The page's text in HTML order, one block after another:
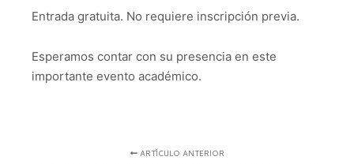
Entrada gratuita. No requiere inscripción previa.
Esperamos contar con su presencia en este
importante evento académico.
ARTÍCULO ANTERIOR